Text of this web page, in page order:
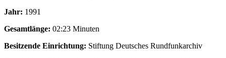
Jahr: 1991
Gesamtlänge: 02:23 Minuten
Besitzende Einrichtung: Stiftung Deutsches Rundfunkarchiv